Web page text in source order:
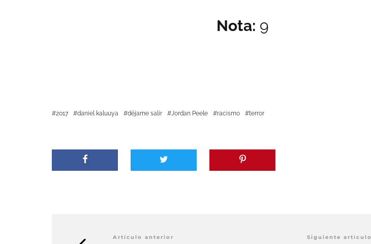
Nota: 9
2017 daniel kaluuya déjame salir Jordan Peele racismo terror
Artículo anterior Siguiente artículo